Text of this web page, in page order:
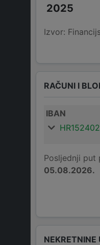
Izvor:
RAČUNI I
IBAN
Posljednji put
05.08.2026.